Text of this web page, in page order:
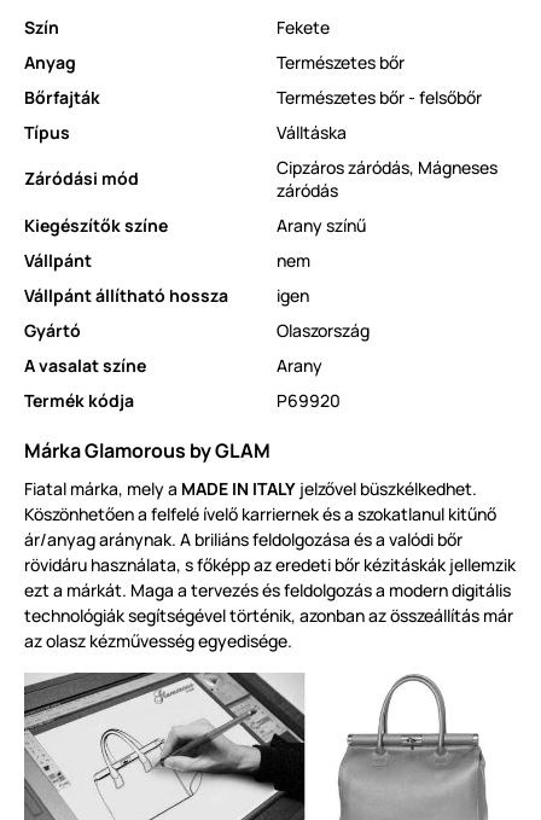
Szín
Fekete
Anyag
Természetes bőr
Bőrfajták
Természetes bőr - felsőbőr
Típus
Válltáska
Záródási mód
Cipzáros záródás, Mágneses
záródás
Kiegészítők színe
Arany színű
Vállpánt
nem
Vállpánt állítható hossza
igen
Gyártó
Olaszország
A vasalat színe
Arany
Termék kódja
P69920
Márka Glamorous by GLAM
Fiatal márka, mely a MADE IN ITALY jelzővel büszkélkedhet.
Köszönhetően a felfelé ívelő karriernek és a szokatlanul kitűnő
ár/anyag aránynak. A briliáns feldolgozása és a valódi bőr
rövidáru használata, s főképp az eredeti bőr kézitáskák jellemzik
ezt a márkát. Maga a tervezés és feldolgozás a modern digitális
technológiák segítségével történik, azonban az összeállítás már
az olasz kézművesség egyedisége.